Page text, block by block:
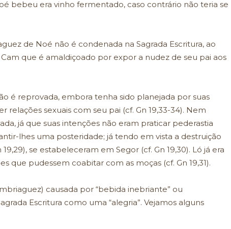
bebeu era vinho fermentado, caso contrário não teria se
de Noé não é condenada na Sagrada Escritura, ao
que é amaldiçoado por expor a nudez de seu pai aos
é reprovada, embora tenha sido planejada por suas
relações sexuais com seu pai (cf. Gn 19,33-34). Nem
já que suas intenções não eram praticar pederastia
lhes uma posteridade; já tendo em vista a destruição
se estabeleceram em Segor (cf. Gn 19,30). Ló já era
que pudessem coabitar com as moças (cf. Gn 19,31).
causada por “bebida inebriante” ou
Escritura como uma “alegria”. Vejamos alguns